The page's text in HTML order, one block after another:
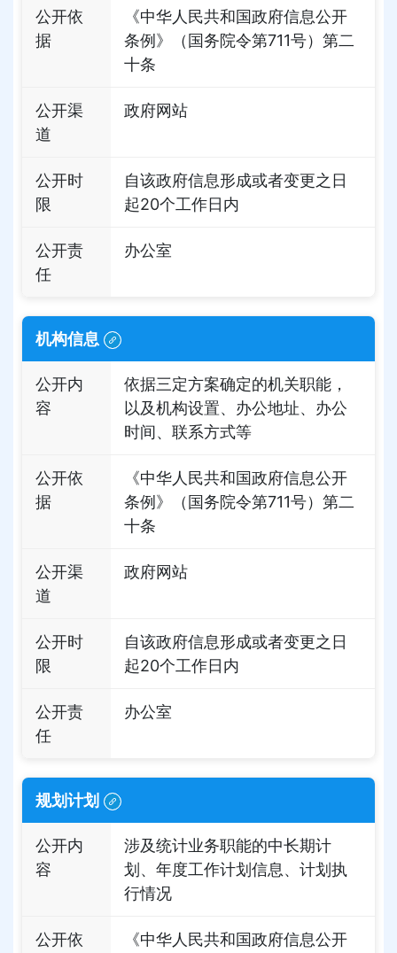
公开依
据
《中华人民共和国政府信息公开
条例》（国务院令第711号）第二
十条
公开渠
道
政府网站
公开时
限
自该政府信息形成或者变更之日
起20个工作日内
公开责
任
办公室
机构信息
公开内
容
依据三定方案确定的机关职能，
以及机构设置、办公地址、办公
时间、联系方式等
公开依
据
《中华人民共和国政府信息公开
条例》（国务院令第711号）第二
十条
公开渠
道
政府网站
公开时
限
自该政府信息形成或者变更之日
起20个工作日内
公开责
任
办公室
规划计划
公开内
容
涉及统计业务职能的中长期计
划、年度工作计划信息、计划执
行情况
公开依
《中华人民共和国政府信息公开